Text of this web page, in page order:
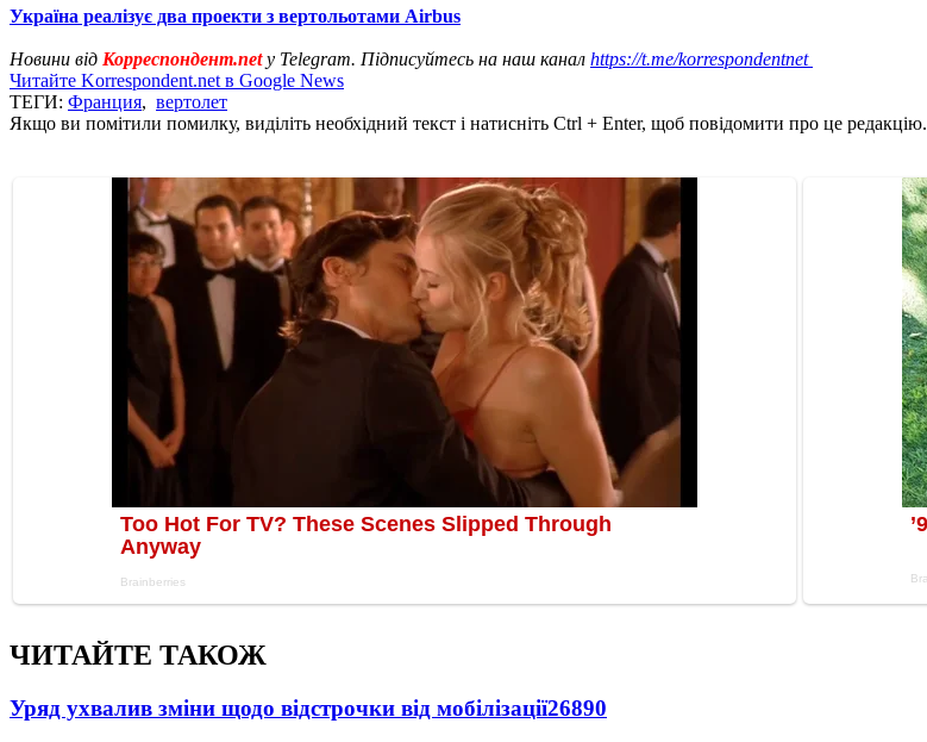
Україна реалізує два проекти з вертольотами Airbus
Новини від Корреспондент.netу Telegram. Підписуйтесь на наш канал https://t.me/korrespondentnet
Читайте Korrespondent.net в Google News
ТЕГИ: Франция, вертолет
Якщо ви помітили помилку, виділіть необхідний текст і натисніть Ctrl + Enter, щоб повідомити про це редакцію.
ЧИТАЙТЕ ТАКОЖ
Уряд ухвалив зміни щодо відстрочки від мобілізації26890